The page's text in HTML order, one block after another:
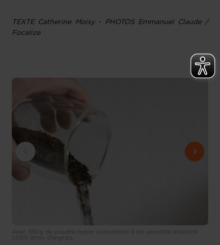
TEXTE Catherine Moisy - PHOTOS Emmanuel Claude /
Focalize
Avec 350g de poudre hyper concentrée il est possible d’obtenir
1.000 litres d’engrais.